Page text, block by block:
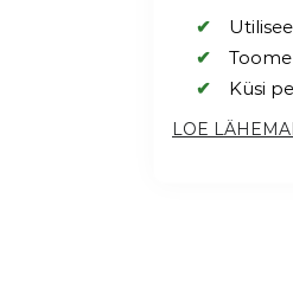
Küsi
LOE